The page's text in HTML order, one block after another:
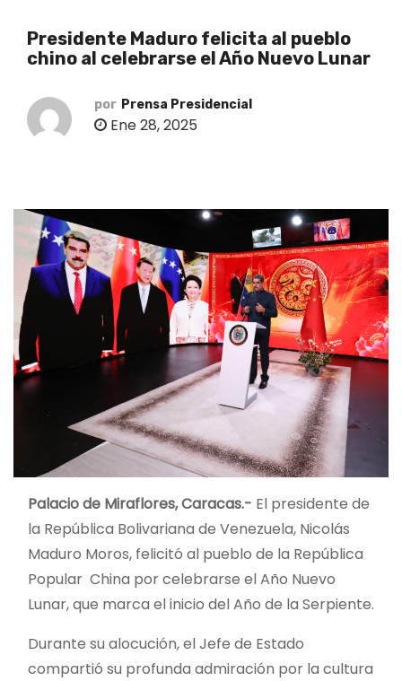
Presidente Maduro felicita al pueblo
chino al celebrarse el Año Nuevo Lunar
por Prensa Presidencial
Ene 28, 2025
Palacio de Miraflores, Caracas.- El presidente de
la República Bolivariana de Venezuela, Nicolás
Maduro Moros, felicitó al pueblo de la República
Popular China por celebrarse el Año Nuevo
Lunar, que marca el inicio del Año de la Serpiente.
Durante su alocución, el Jefe de Estado
compartió su profunda admiración por la cultura